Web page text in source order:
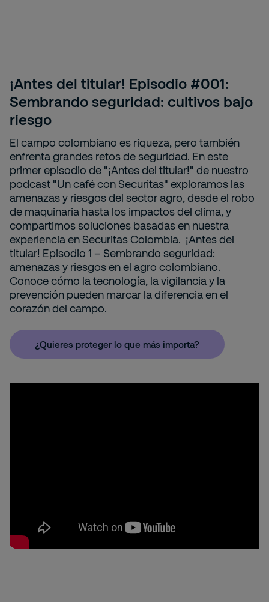
¡Antes del titular! Episodio #001:
Sembrando seguridad: cultivos bajo
riesgo
El campo colombiano es riqueza, pero también
enfrenta grandes retos de seguridad. En este
primer episodio de "¡Antes del titular!" de nuestro
podcast "Un café con Securitas" exploramos las
amenazas y riesgos del sector agro, desde el robo
de maquinaria hasta los impactos del clima, y
compartimos soluciones basadas en nuestra
experiencia en Securitas Colombia. ¡Antes del
titular! Episodio 1 – Sembrando seguridad:
amenazas y riesgos en el agro colombiano.
Conoce cómo la tecnología, la vigilancia y la
prevención pueden marcar la diferencia en el
corazón del campo.
¿Quieres proteger lo que más importa?